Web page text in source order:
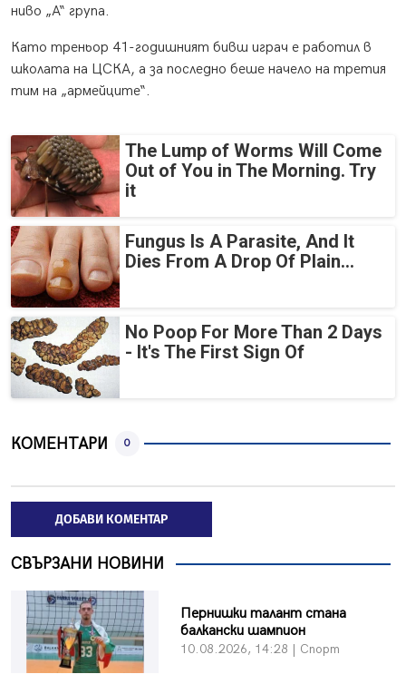
ниво „А“ група.
Като треньор 41-годишният бивш играч е работил в
школата на ЦСКА, а за последно беше начело на третия
тим на „армейците“.
The Lump of Worms Will Come
Out of You in The Morning. Try
it
Fungus Is A Parasite, And It
Dies From A Drop Of Plain...
No Poop For More Than 2 Days
- It's The First Sign Of
КОМЕНТАРИ 0
ДОБАВИ КОМЕНТАР
СВЪРЗАНИ НОВИНИ
Пернишки талант стана
балкански шампион
10.08.2026, 14:28 | Спорт